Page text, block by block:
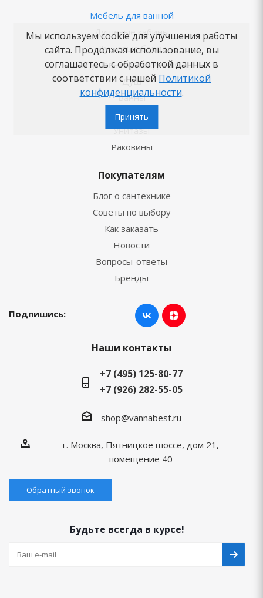
Мебель для ванной
Душевые кабины
Душевые боксы
Душевые ограждения
Душ
Ванны
Смесители
Унитазы
Раковины
Покупателям
Блог о сантехнике
Советы по выбору
Как заказать
Новости
Вопросы-ответы
Бренды
Подпишись:
Наши контакты
+7 (495) 125-80-77
+7 (926) 282-55-05
shop@vannabest.ru
г. Москва, Пятницкое шоссе, дом 21,
помещение 40
Обратный звонок
Будьте всегда в курсе!
Мы используем cookie для улучшения работы
сайта. Продолжая использование, вы
соглашаетесь с обработкой данных в
соответствии с нашей Политикой
конфиденциальности.
Принять